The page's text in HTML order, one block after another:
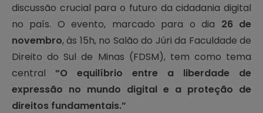
discussão crucial para o futuro da cidadania digital
no país. O evento, marcado para o dia 26 de
novembro, às 15h, no Salão do Júri da Faculdade de
Direito do Sul de Minas (FDSM), tem como tema
central “O equilíbrio entre a liberdade de
expressão no mundo digital e a proteção de
direitos fundamentais.”